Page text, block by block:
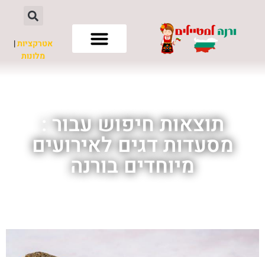
אטרקציות|
מלונות
תוצאות חיפוש עבור :
מסעדות דגים לאירועים
מיוחדים בורנה